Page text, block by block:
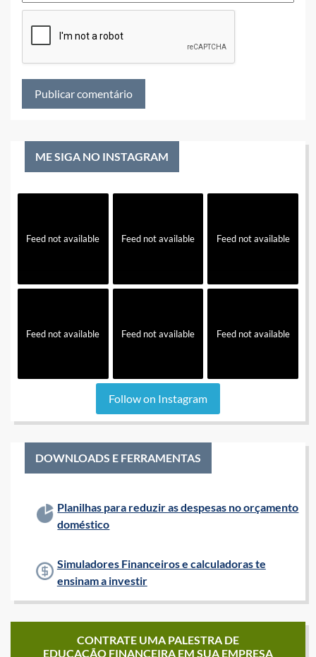
ME SIGA NO INSTAGRAM
Feed not available Feed not available Feed not available
Feed not available Feed not available Feed not available
Follow on Instagram
DOWNLOADS E FERRAMENTAS
Planilhas para reduzir as despesas no orçamento
doméstico
Simuladores Financeiros e calculadoras te
ensinam a investir
CONTRATE UMA PALESTRA DE
EDUCAÇÃO FINANCEIRA EM SUA EMPRESA